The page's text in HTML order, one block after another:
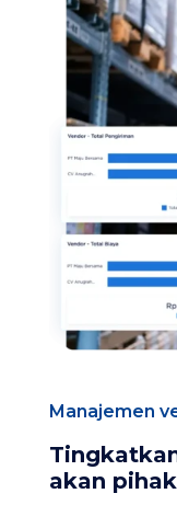
Manajemen
akan